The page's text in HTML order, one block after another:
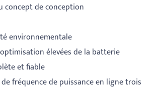
concept de conception
environnementale
élevées de la batterie
et fiable
de fréquence de puissance en ligne trois